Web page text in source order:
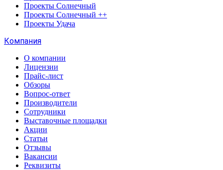
Проекты Солнечный
Проекты Солнечный ++
Проекты Удача
Компания
О компании
Лицензии
Прайс-лист
Обзоры
Вопрос-ответ
Производители
Сотрудники
Выставочные площадки
Акции
Статьи
Отзывы
Вакансии
Реквизиты